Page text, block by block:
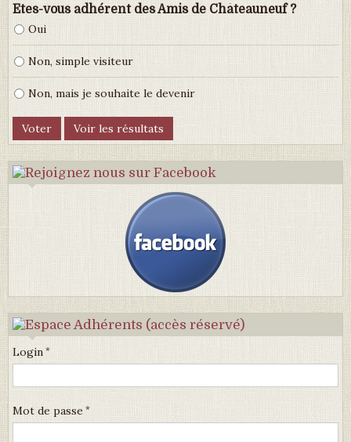
Etes-vous adhérent des Amis de Châteauneuf ?
Oui
Non, simple visiteur
Non, mais je souhaite le devenir
Login
Mot de passe